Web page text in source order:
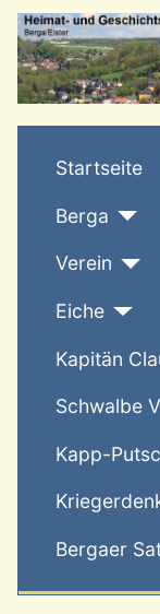
Startseite
Berga
Verein
Eiche
Kapitän
Schwalbe V
Kapp-
Bergaer